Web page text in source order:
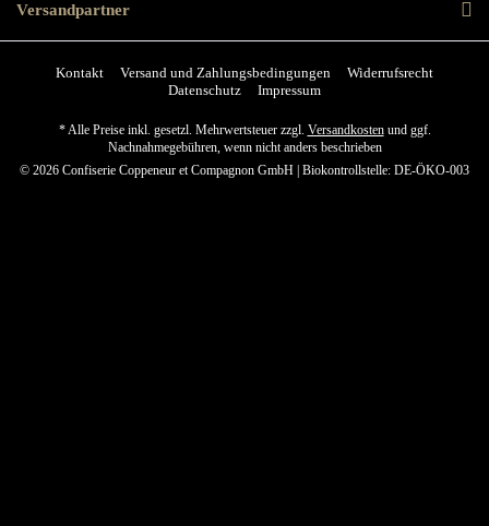
Versandpartner
Kontakt Versand und Zahlungsbedingungen
Widerrufsrecht
Datenschutz
Impressum
* Alle Preise inkl. gesetzl. Mehrwertsteuer zzgl. Versandkostenund ggf.
Nachnahmegebühren, wenn nicht anders beschrieben
© 2026 Confiserie Coppeneur et Compagnon GmbH | Biokontrollstelle: DE-ÖKO-003